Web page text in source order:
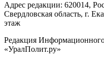
Адрес редакции: 620014,
Свердловская область, г.
этаж
Редакция
«УралПолит.ру»